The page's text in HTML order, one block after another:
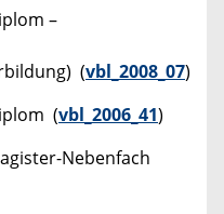
–
(vbl_2008_07)
(vbl_2006_41)
Nebenfach